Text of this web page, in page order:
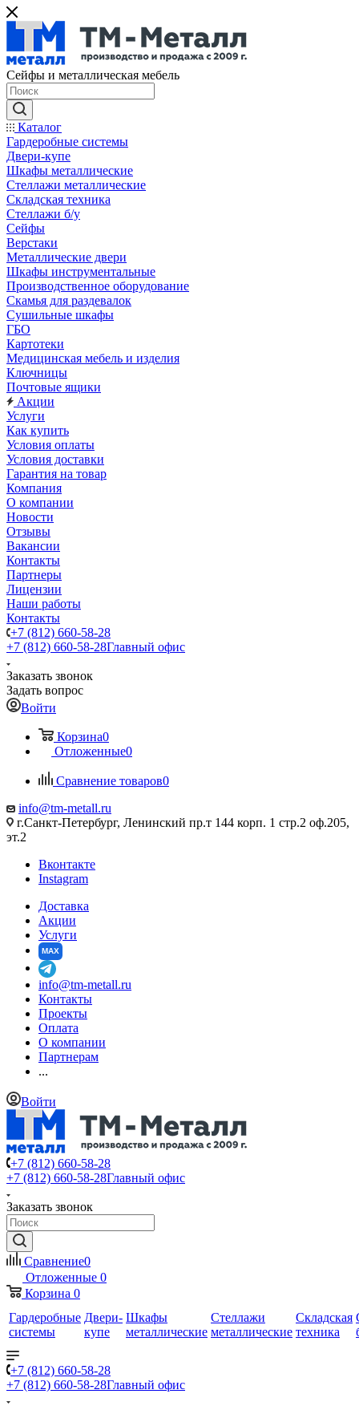
Сейфы и металлическая мебель
Каталог
Гардеробные системы
Двери-купе
Шкафы металлические
Стеллажи металлические
Складская техника
Стеллажи б/у
Сейфы
Верстаки
Металлические двери
Шкафы инструментальные
Производственное оборудование
Скамья для раздевалок
Сушильные шкафы
ГБО
Картотеки
Медицинская мебель и изделия
Ключницы
Почтовые ящики
Акции
Услуги
Как купить
Условия оплаты
Условия доставки
Гарантия на товар
Компания
О компании
Новости
Отзывы
Вакансии
Контакты
Партнеры
Лицензии
Наши работы
Контакты
+7 (812) 660-58-28
+7 (812) 660-58-28Главный офис
Заказать звонок
Задать вопрос
Войти
Корзина0
Отложенные0
Сравнение товаров0
info@tm-metall.ru
г.Санкт-Петербург, Ленинский пр.т 144 корп. 1 стр.2 оф.205,
эт.2
Вконтакте
Instagram
Доставка
Акции
Услуги
MAX
info@tm-metall.ru
Контакты
Проекты
Оплата
О компании
Партнерам
...
Войти
+7 (812) 660-58-28
+7 (812) 660-58-28Главный офис
Заказать звонок
Сравнение0
Отложенные 0
Корзина 0
Гардеробные
системы
Двери-
купе
Шкафы
металлические
Стеллажи
металлические
Складская
техника
+7 (812) 660-58-28
+7 (812) 660-58-28Главный офис